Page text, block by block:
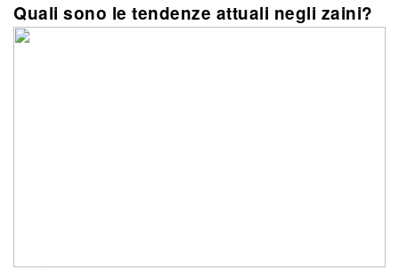
Quali sono le tendenze attuali negli zaini?